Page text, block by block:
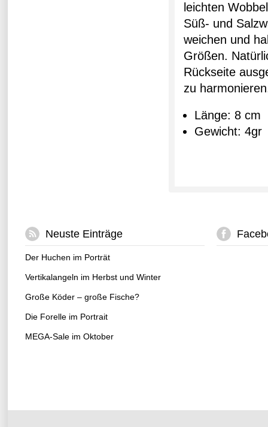
leichten
Süß- und
weichen und
Größen.
Rückseite
zu
Länge: 8 cm
Gewicht: 4gr
Neuste Einträge
Der Huchen im Porträt
Vertikalangeln im Herbst und Winter
Große Köder – große Fische?
Die Forelle im Portrait
MEGA-Sale im Oktober